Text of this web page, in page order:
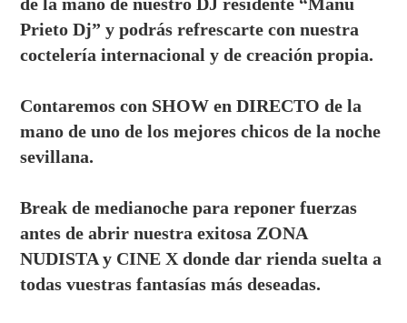
de la mano de nuestro DJ residente “Manu
Prieto Dj” y podrás refrescarte con nuestra
coctelería internacional y de creación propia.
Contaremos con SHOW en DIRECTO de la
mano de uno de los mejores chicos de la noche
sevillana.
Break de medianoche para reponer fuerzas
antes de abrir nuestra exitosa ZONA
NUDISTA y CINE X donde dar rienda suelta a
todas vuestras fantasías más deseadas.